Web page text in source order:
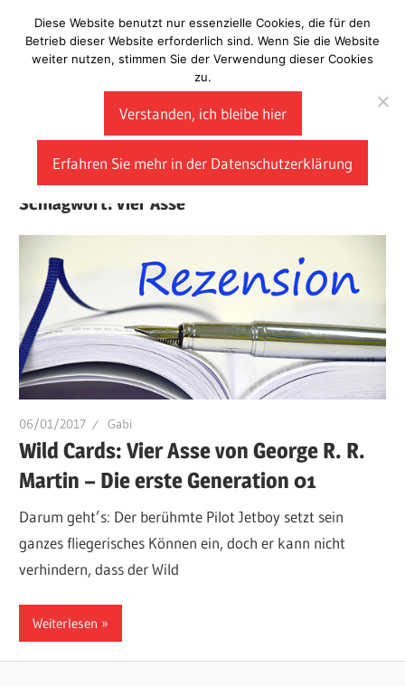
Inhalt
springen
Laberladen
Schlagwort: Vier Asse
06/01/2017 Gabi
Wild Cards: Vier Asse von George R. R.
Martin – Die erste Generation 01
Darum geht’s: Der berühmte Pilot Jetboy setzt sein
ganzes fliegerisches Können ein, doch er kann nicht
verhindern, dass der Wild
Weiterlesen
Diese Website benutzt nur essenzielle Cookies, die für den
Betrieb dieser Website erforderlich sind. Wenn Sie die Website
weiter nutzen, stimmen Sie der Verwendung dieser Cookies
zu.
Verstanden, ich bleibe hier
Erfahren Sie mehr in der Datenschutzerklärung